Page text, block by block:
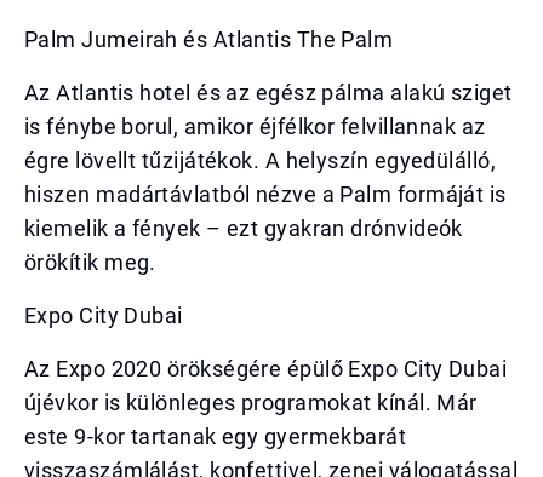
Palm Jumeirah és Atlantis The Palm
Az Atlantis hotel és az egész pálma alakú sziget
is fénybe borul, amikor éjfélkor felvillannak az
égre lövellt tűzijátékok. A helyszín egyedülálló,
hiszen madártávlatból nézve a Palm formáját is
kiemelik a fények – ezt gyakran drónvideók
örökítik meg.
Expo City Dubai
Az Expo 2020 örökségére épülő Expo City Dubai
újévkor is különleges programokat kínál. Már
este 9-kor tartanak egy gyermekbarát
visszaszámlálást, konfettivel, zenei válogatással